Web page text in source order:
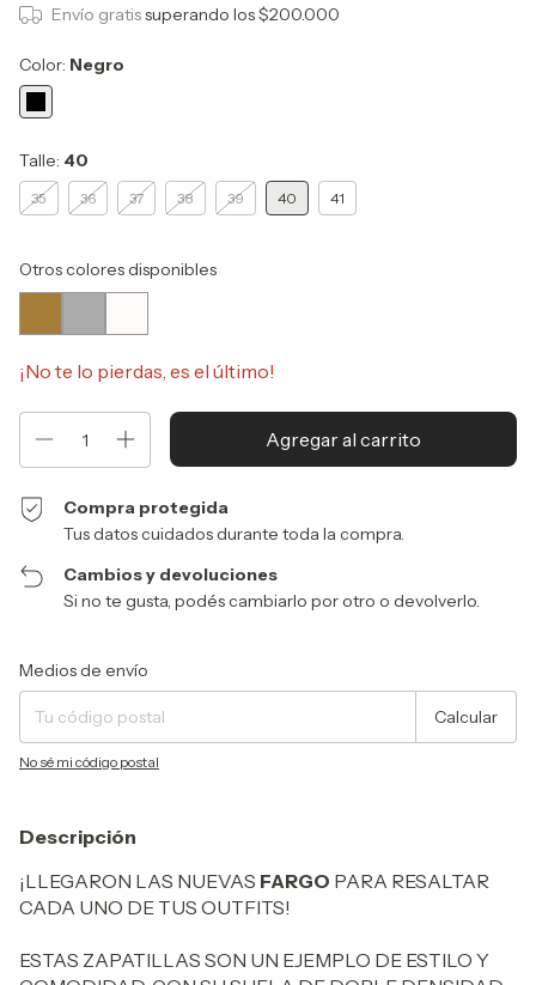
Envío gratissuperando los$200.000
Color: Negro
Talle: 40
35 36 37 38 39 40 41
Otros colores disponibles
¡No te lo pierdas, es el último!
Compra protegida
Tus datos cuidados durante toda la compra.
Cambios y devoluciones
Si no te gusta, podés cambiarlo por otro o devolverlo.
Entregas para el CP:
Medios de envío
Calcular
No sé mi código postal
Descripción
¡LLEGARON LAS NUEVAS FARGO PARA RESALTAR
CADA UNO DE TUS OUTFITS!
ESTAS ZAPATILLAS SON UN EJEMPLO DE ESTILO Y